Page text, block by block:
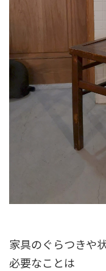
家具のぐらつきや
必要なことは